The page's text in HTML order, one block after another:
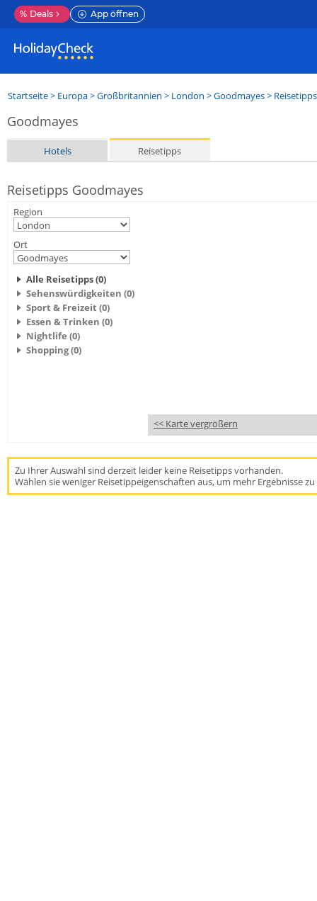
% Deals App öffnen
Startseite> Europa>Großbritannien > London >Goodmayes> Reisetipps
Goodmayes
Hotels Reisetipps
Reisetipps Goodmayes
Region
Ort
Alle Reisetipps (0)
Sehenswürdigkeiten (0)
Sport & Freizeit (0)
Essen & Trinken (0)
Nightlife (0)
Shopping (0)
<< Karte vergrößern
Zu Ihrer Auswahl sind derzeit leider keine Reisetipps vorhanden.
Wählen sie weniger Reisetippeigenschaften aus, um mehr Ergebnisse